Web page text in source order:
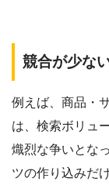
競合が少な
例えば、商品・
は、検索ボリュ
熾烈な争いとな
ツの作り込みだ